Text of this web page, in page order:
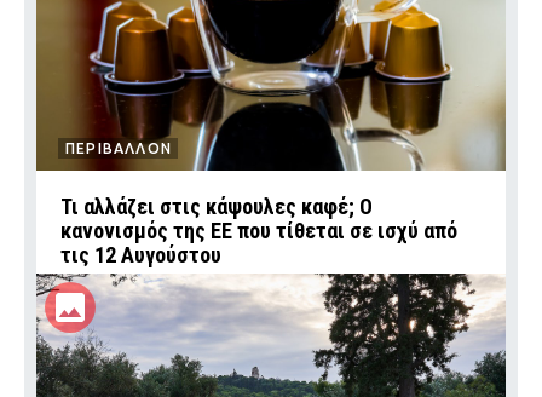
ΠΕΡΙΒΑΛΛΟΝ
Τι αλλάζει στις κάψουλες καφέ; Ο
κανονισμός της ΕΕ που τίθεται σε ισχύ από
τις 12 Αυγούστου